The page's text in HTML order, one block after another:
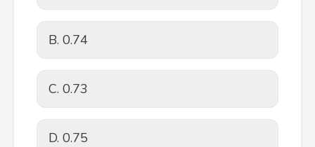
B. 0.74
C. 0.73
D. 0.75